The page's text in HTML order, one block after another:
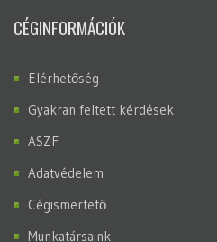
CÉGINFORMÁCIÓK
Elérhetőség
Gyakran feltett kérdések
ASZF
Adatvédelem
Cégismertető
Munkatársaink